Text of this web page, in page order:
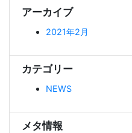
アーカイブ
2021年2月
カテゴリー
NEWS
メタ情報